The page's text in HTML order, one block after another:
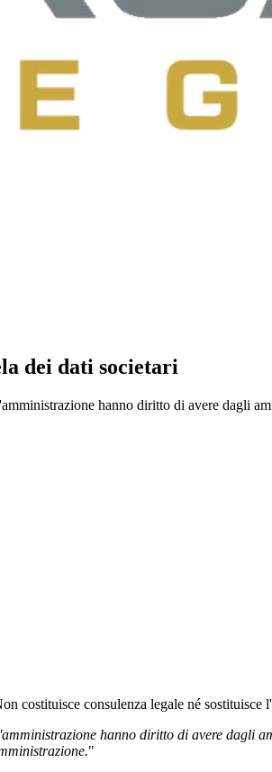
dei dati societari
hanno diritto di avere dagli
costituisce consulenza legale né sostituisce
hanno diritto di avere dagli
"